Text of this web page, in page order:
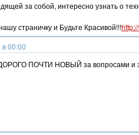
за собой, интересно узнать о
страничку и Будьте Красивой!!!
00:00
ПОЧТИ НОВЫЙ за вопросами и